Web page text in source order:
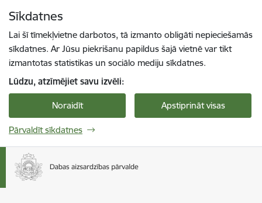
Sīkdatnes
Lai šī tīmekļvietne darbotos, tā izmanto obligāti nepieciešamās
sīkdatnes. Ar Jūsu piekrišanu papildus šajā vietnē var tikt
izmantotas statistikas un sociālo mediju sīkdatnes.
Lūdzu, atzīmējiet savu izvēli:
Noraidīt Apstiprināt visas
Pārvaldīt sīkdatnes